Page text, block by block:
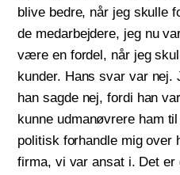
blive bedre, når jeg skulle
de medarbejdere, jeg nu
være en fordel, når jeg
kunder. Hans svar var nej.
han sagde nej, fordi han
kunne udmanøvrere ham
politisk forhandle mig over
firma, vi var ansat i. Det er